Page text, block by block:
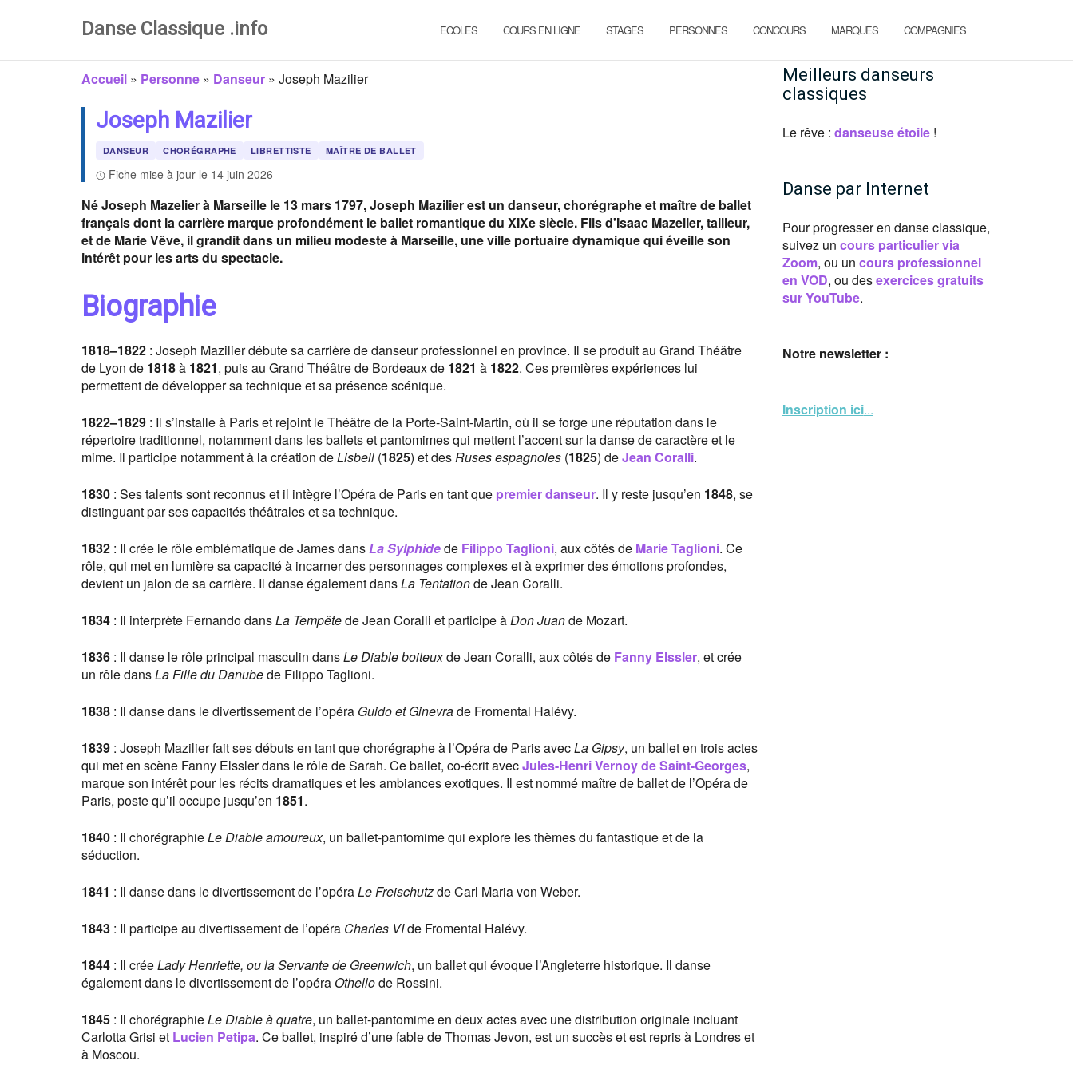
Danse Classique .info ECOLES COURS EN LIGNE STAGES PERSONNES CONCOURS MARQUES COMPAGNIES
Accueil » Personne » Danseur » Joseph Mazilier
Joseph Mazilier
DANSEUR CHORÉGRAPHE LIBRETTISTE MAÎTRE DE BALLET
Fiche mise à jour le 14 juin 2026
Né Joseph Mazelier à Marseille le 13 mars 1797, Joseph Mazilier est un danseur, chorégraphe et maître de ballet
français dont la carrière marque profondément le ballet romantique du XIXe siècle. Fils d'Isaac Mazelier, tailleur,
et de Marie Vêve, il grandit dans un milieu modeste à Marseille, une ville portuaire dynamique qui éveille son
intérêt pour les arts du spectacle.
Biographie
1818–1822 : Joseph Mazilier débute sa carrière de danseur professionnel en province. Il se produit au Grand Théâtre
de Lyon de 1818à 1821, puis au Grand Théâtre de Bordeaux de 1821 à 1822. Ces premières expériences lui
permettent de développer sa technique et sa présence scénique.
1822–1829 : Il s’installe à Paris et rejoint le Théâtre de la Porte-Saint-Martin, où il se forge une réputation dans le
répertoire traditionnel, notamment dans les ballets et pantomimes qui mettent l’accent sur la danse de caractère et le
mime. Il participe notamment à la création deLisbell (1825) et desRuses espagnoles (1825) deJean Coralli.
1830 : Ses talents sont reconnus et il intègre l’Opéra de Paris en tant que premier danseur. Il y reste jusqu’en 1848, se
distinguant par ses capacités théâtrales et sa technique.
1832 : Il crée le rôle emblématique de James dansLa Sylphidede Filippo Taglioni, aux côtés de Marie Taglioni. Ce
rôle, qui met en lumière sa capacité à incarner des personnages complexes et à exprimer des émotions profondes,
devient un jalon de sa carrière. Il danse également dansLa Tentationde Jean Coralli.
1834 : Il interprète Fernando dansLa Tempêtede Jean Coralli et participe àDon Juande Mozart.
1836 : Il danse le rôle principal masculin dansLe Diable boiteuxde Jean Coralli, aux côtés de Fanny Elssler, et crée
un rôle dansLa Fille du Danubede Filippo Taglioni.
1838 : Il danse dans le divertissement de l’opéra Guido et Ginevrade Fromental Halévy.
1839 : Joseph Mazilier fait ses débuts en tant que chorégraphe à l’Opéra de Paris avecLa Gipsy, un ballet en trois actes
qui met en scène Fanny Elssler dans le rôle de Sarah. Ce ballet, co-écrit avecJules-Henri Vernoy de Saint-Georges,
marque son intérêt pour les récits dramatiques et les ambiances exotiques. Il est nommé maître de ballet de l’Opéra de
Paris, poste qu’il occupe jusqu’en 1851.
1840 : Il chorégraphieLe Diable amoureux, un ballet-pantomime qui explore les thèmes du fantastique et de la
séduction.
1841 : Il danse dans le divertissement de l’opéraLe Freischutzde Carl Maria von Weber.
1843 : Il participe au divertissement de l’opéra Charles VIde Fromental Halévy.
1844 : Il créeLady Henriette, ou la Servante de Greenwich, un ballet qui évoque l’Angleterre historique. Il danse
également dans le divertissement de l’opéra Othellode Rossini.
1845 : Il chorégraphieLe Diable à quatre, un ballet-pantomime en deux actes avec une distribution originale incluant
Carlotta Grisi et Lucien Petipa. Ce ballet, inspiré d’une fable de Thomas Jevon, est un succès et est repris à Londres et
à Moscou.
Meilleurs danseurs
classiques
Le rêve : danseuse étoile!
Danse par Internet
Pour progresser en danse classique,
suivez un cours particulier via
Zoom, ou un cours professionnel
en VOD, ou desexercices gratuits
sur YouTube.
Notre newsletter :
Inscription ici...